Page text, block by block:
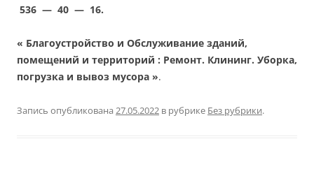
536 — 40 — 16.
« Благоустройство и Обслуживание зданий,
помещений и территорий : Ремонт. Клининг. Уборка,
погрузка и вывоз мусора ».
Запись опубликована 27.05.2022 в рубрике Без рубрики.